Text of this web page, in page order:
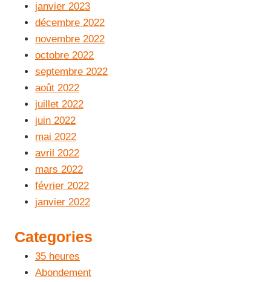
janvier 2023
décembre 2022
novembre 2022
octobre 2022
septembre 2022
août 2022
juillet 2022
juin 2022
mai 2022
avril 2022
mars 2022
février 2022
janvier 2022
Categories
35 heures
Abondement